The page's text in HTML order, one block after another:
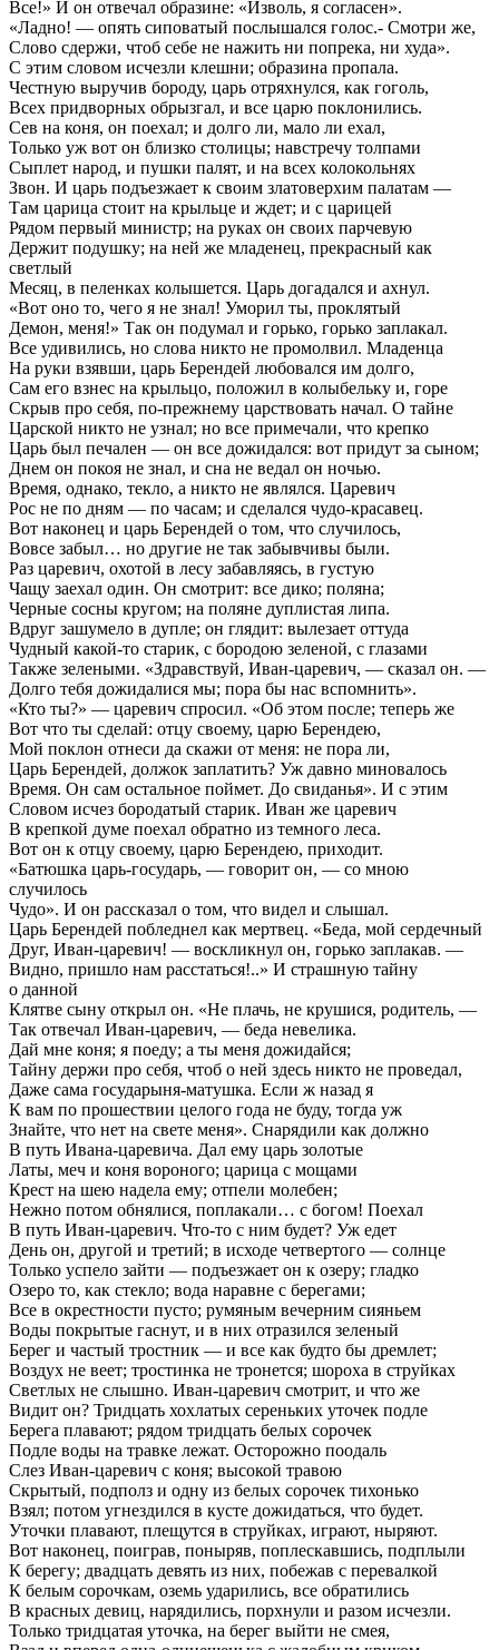
Все!» И он отвечал образине: «Изволь, я согласен».
«Ладно! — опять сиповатый послышался голос.- Смотри же,
Слово сдержи, чтоб себе не нажить ни попрека, ни худа».
С этим словом исчезли клешни; образина пропала.
Честную выручив бороду, царь отряхнулся, как гоголь,
Всех придворных обрызгал, и все царю поклонились.
Сев на коня, он поехал; и долго ли, мало ли ехал,
Только уж вот он близко столицы; навстречу толпами
Сыплет народ, и пушки палят, и на всех колокольнях
Звон. И царь подъезжает к своим златоверхим палатам —
Там царица стоит на крыльце и ждет; и с царицей
Рядом первый министр; на руках он своих парчевую
Держит подушку; на ней же младенец, прекрасный как
светлый
Месяц, в пеленках колышется. Царь догадался и ахнул.
«Вот оно то, чего я не знал! Уморил ты, проклятый
Демон, меня!» Так он подумал и горько, горько заплакал.
Все удивились, но слова никто не промолвил. Младенца
На руки взявши, царь Берендей любовался им долго,
Сам его взнес на крыльцо, положил в колыбельку и, горе
Скрыв про себя, по-прежнему царствовать начал. О тайне
Царской никто не узнал; но все примечали, что крепко
Царь был печален — он все дожидался: вот придут за сыном;
Днем он покоя не знал, и сна не ведал он ночью.
Время, однако, текло, а никто не являлся. Царевич
Рос не по дням — по часам; и сделался чудо-красавец.
Вот наконец и царь Берендей о том, что случилось,
Вовсе забыл… но другие не так забывчивы были.
Раз царевич, охотой в лесу забавляясь, в густую
Чащу заехал один. Он смотрит: все дико; поляна;
Черные сосны кругом; на поляне дуплистая липа.
Вдруг зашумело в дупле; он глядит: вылезает оттуда
Чудный какой-то старик, с бородою зеленой, с глазами
Также зелеными. «Здравствуй, Иван-царевич, — сказал он. —
Долго тебя дожидалися мы; пора бы нас вспомнить».
«Кто ты?» — царевич спросил. «Об этом после; теперь же
Вот что ты сделай: отцу своему, царю Берендею,
Мой поклон отнеси да скажи от меня: не пора ли,
Царь Берендей, должок заплатить? Уж давно миновалось
Время. Он сам остальное поймет. До свиданья». И с этим
Словом исчез бородатый старик. Иван же царевич
В крепкой думе поехал обратно из темного леса.
Вот он к отцу своему, царю Берендею, приходит.
«Батюшка царь-государь, — говорит он, — со мною
случилось
Чудо». И он рассказал о том, что видел и слышал.
Царь Берендей побледнел как мертвец. «Беда, мой сердечный
Друг, Иван-царевич! — воскликнул он, горько заплакав. —
Видно, пришло нам расстаться!..» И страшную тайну
о данной
Клятве сыну открыл он. «Не плачь, не крушися, родитель, —
Так отвечал Иван-царевич, — беда невелика.
Дай мне коня; я поеду; а ты меня дожидайся;
Тайну держи про себя, чтоб о ней здесь никто не проведал,
Даже сама государыня-матушка. Если ж назад я
К вам по прошествии целого года не буду, тогда уж
Знайте, что нет на свете меня». Снарядили как должно
В путь Ивана-царевича. Дал ему царь золотые
Латы, меч и коня вороного; царица с мощами
Крест на шею надела ему; отпели молебен;
Нежно потом обнялися, поплакали… с богом! Поехал
В путь Иван-царевич. Что-то с ним будет? Уж едет
День он, другой и третий; в исходе четвертого — солнце
Только успело зайти — подъезжает он к озеру; гладко
Озеро то, как стекло; вода наравне с берегами;
Все в окрестности пусто; румяным вечерним сияньем
Воды покрытые гаснут, и в них отразился зеленый
Берег и частый тростник — и все как будто бы дремлет;
Воздух не веет; тростинка не тронется; шороха в струйках
Светлых не слышно. Иван-царевич смотрит, и что же
Видит он? Тридцать хохлатых сереньких уточек подле
Берега плавают; рядом тридцать белых сорочек
Подле воды на травке лежат. Осторожно поодаль
Слез Иван-царевич с коня; высокой травою
Скрытый, подполз и одну из белых сорочек тихонько
Взял; потом угнездился в кусте дожидаться, что будет.
Уточки плавают, плещутся в струйках, играют, ныряют.
Вот наконец, поиграв, поныряв, поплескавшись, подплыли
К берегу; двадцать девять из них, побежав с перевалкой
К белым сорочкам, оземь ударились, все обратились
В красных девиц, нарядились, порхнули и разом исчезли.
Только тридцатая уточка, на берег выйти не смея,